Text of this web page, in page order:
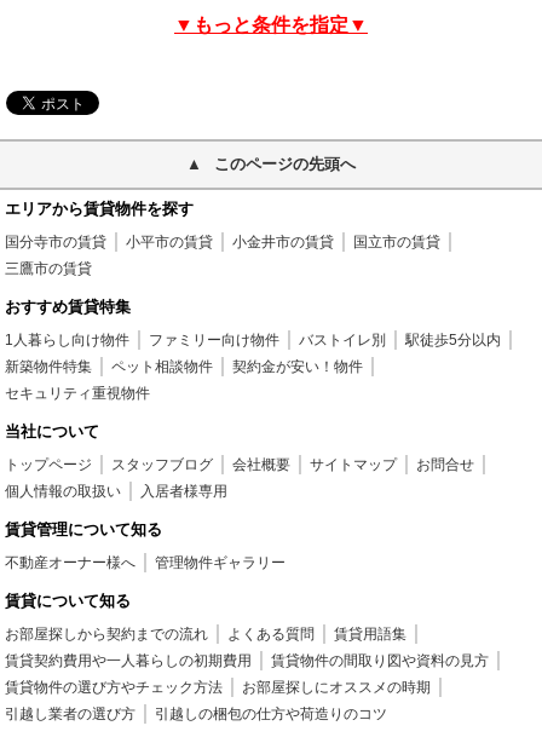
▼もっと条件を指定▼
このページの先頭へ
エリアから賃貸物件を探す
国分寺市の賃貸 小平市の賃貸 小金井市の賃貸
国立市の賃貸
三鷹市の賃貸
おすすめ賃貸特集
1人暮らし向け物件 ファミリー向け物件 バストイレ別
駅徒歩5分以内
新築物件特集
ペット相談物件
契約金が安い！物件
セキュリティ重視物件
当社について
トップページ スタッフブログ 会社概要 サイトマップ
お問合せ
個人情報の取扱い
入居者様専用
賃貸管理について知る
不動産オーナー様へ 管理物件ギャラリー
賃貸について知る
お部屋探しから契約までの流れ よくある質問
賃貸用語集
賃貸契約費用や一人暮らしの初期費用
賃貸物件の間取り図や資料の見方
賃貸物件の選び方やチェック方法
お部屋探しにオススメの時期
引越し業者の選び方
引越しの梱包の仕方や荷造りのコツ